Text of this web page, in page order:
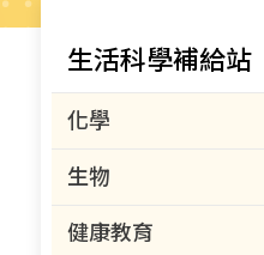
生活科學補給站
化學
生物
健康教育